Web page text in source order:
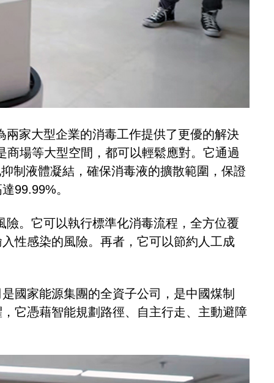
家大型企業的消毒工作提供了更優的解決
場等大型空間，都可以輕鬆應對。它通過
制液體凝結，確保消毒液的擴散範圍，保證
99.99%。
。它可以執行標準化消毒流程，全方位覆
性感染的風險。再者，它可以節約人工成
國家能源集團的全資子公司，是中國煤制
它憑藉智能規劃路徑、自主行走、主動避障